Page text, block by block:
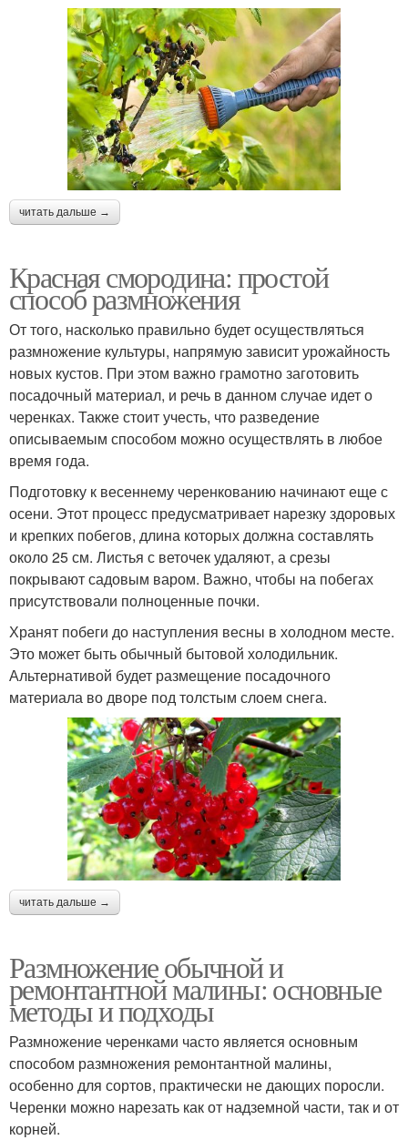
читать дальше →
Красная смородина: простой
способ размножения
От того, насколько правильно будет осуществляться
размножение культуры, напрямую зависит урожайность
новых кустов. При этом важно грамотно заготовить
посадочный материал, и речь в данном случае идет о
черенках. Также стоит учесть, что разведение
описываемым способом можно осуществлять в любое
время года.
Подготовку к весеннему черенкованию начинают еще с
осени. Этот процесс предусматривает нарезку здоровых
и крепких побегов, длина которых должна составлять
около 25 см. Листья с веточек удаляют, а срезы
покрывают садовым варом. Важно, чтобы на побегах
присутствовали полноценные почки.
Хранят побеги до наступления весны в холодном месте.
Это может быть обычный бытовой холодильник.
Альтернативой будет размещение посадочного
материала во дворе под толстым слоем снега.
читать дальше →
Размножение обычной и
ремонтантной малины: основные
методы и подходы
Размножение черенками часто является основным
способом размножения ремонтантной малины,
особенно для сортов, практически не дающих поросли.
Черенки можно нарезать как от надземной части, так и от
корней.